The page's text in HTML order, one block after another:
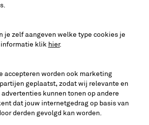
je zelf aangeven welke type cookies je
informatie klik hier.
accepteren worden ook marketing
geplaatst, zodat wij relevante en
kunnen tonen op andere
dat jouw internetgedrag op basis van
derden gevolgd kan worden.